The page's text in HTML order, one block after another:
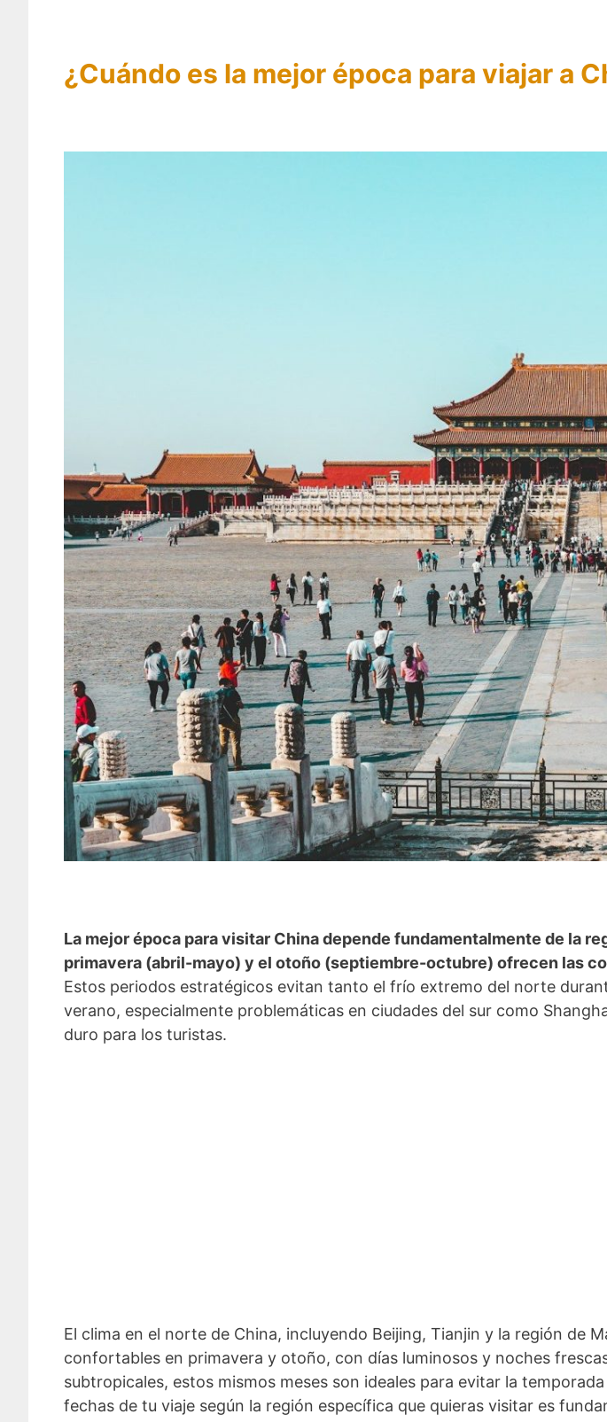
¿Cuándo es la mejor época para viajar a
La mejor época para visitar China depende fundamentalmente de la
primavera (abril-mayo) y el otoño (septiembre-octubre) ofrecen las
Estos periodos estratégicos evitan tanto el frío extremo del norte
verano, especialmente problemáticas en ciudades del sur como
duro para los turistas.
El clima en el norte de China, incluyendo Beijing, Tianjin y la región de
confortables en primavera y otoño, con días luminosos y noches
subtropicales, estos mismos meses son ideales para evitar la
fechas de tu viaje según la región específica que quieras visitar es